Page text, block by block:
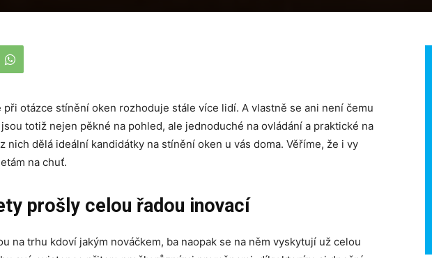
otázce stínění oken rozhoduje stále více lidí. A vlastně se ani není čemu
totiž nejen pěkné na pohled, ale jednoduché na ovládání a praktické na
nich dělá ideální kandidátky na stínění oken u vás doma. Věříme, že i vy
na chuť.
prošly celou řadou inovací
na trhu kdoví jakým nováčkem, ba naopak se na něm vyskytují už celou